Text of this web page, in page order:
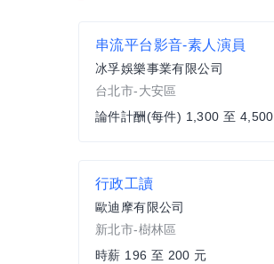
串流平台影音-素人演員
冰孚娛樂事業有限公司
台北市-大安區
論件計酬(每件) 1,300 至
行政工讀
歐迪摩有限公司
新北市-樹林區
時薪 196 至 200 元